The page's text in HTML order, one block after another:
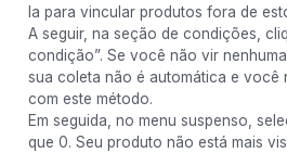
la para vincular produtos fora de
A seguir, na seção de condições,
condição”. Se você não vir
sua coleta não é automática e você
com este método.
Em seguida, no menu suspenso,
que 0. Seu produto não está mais